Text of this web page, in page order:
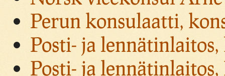
Perun konsulaatti,
Posti- ja
Posti- ja